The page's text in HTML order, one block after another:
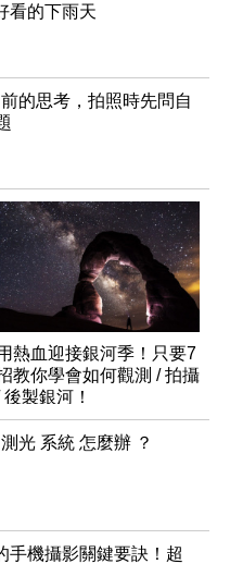
看的下雨天
的思考，拍照時先問自
熱血迎接銀河季！只要7
教你學會如何觀測 / 拍攝
後製銀河！
光 系統 怎麼辦 ？
手機攝影關鍵要訣！超